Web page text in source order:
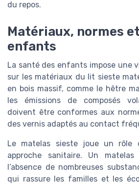
du repos.
Matériaux, normes
enfants
La santé des enfants impose une
sur les matériaux du lit sieste
en bois massif, comme le hêtre
les émissions de composés
doivent être conformes aux
des vernis adaptés au contact
Le matelas sieste joue un rôle
approche sanitaire. Un
l’absence de nombreuses
qui rassure les familles et les